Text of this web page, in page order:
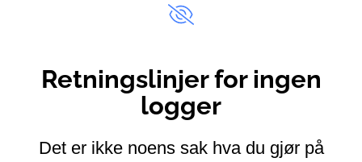
Retningslinjer for ingen
logger
Det er ikke noens sak hva du gjør på